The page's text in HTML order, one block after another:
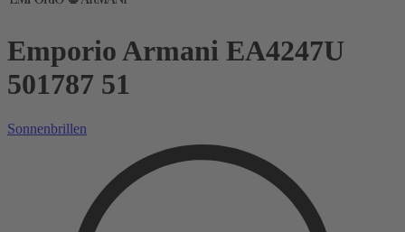
Emporio Armani EA4247U
501787 51
Sonnenbrillen